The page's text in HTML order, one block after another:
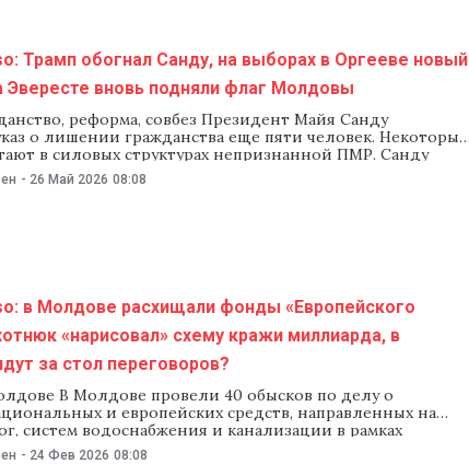
Трамп обогнал Санду, на выборах в Оргееве новый
Эвересте вновь подняли флаг Молдовы
реформа, совбез Президент Майя Санду
о лишении гражданства еще пяти человек. Некоторые
в силовых структурах непризнанной ПМР. Санду
граждан поддержать инициированную властями
территориальную реформу. Президент
- 26 Май 2026 08:08
в Молдове расхищали фонды «Европейского
«нарисовал» схему кражи миллиарда, в
за стол переговоров?
В Молдове провели 40 обысков по делу о
и европейских средств, направленных на
систем водоснабжения и канализации в рамках
село». Обыски прошли в мэриях Каушан,
Шолданешт, Единец, Тараклии, Страшен и Глодян,
- 24 Фев 2026 08:08